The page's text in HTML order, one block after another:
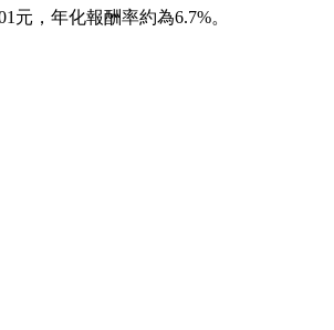
，年化報酬率約為6.7%。